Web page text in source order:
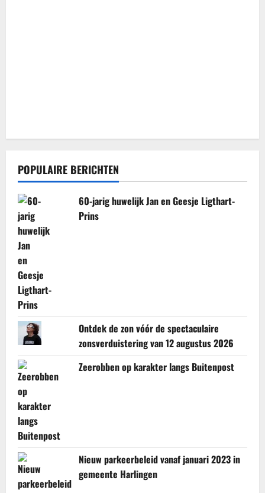
POPULAIRE BERICHTEN
60-jarig huwelijk Jan en Geesje Ligthart-
Prins
Ontdek de zon vóór de spectaculaire
zonsverduistering van 12 augustus 2026
Zeerobben op karakter langs Buitenpost
Nieuw parkeerbeleid vanaf januari 2023 in
gemeente Harlingen